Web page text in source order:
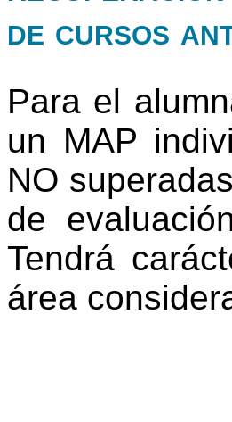
de cursos
Para el
un MAP
NO
de
Tendrá
área